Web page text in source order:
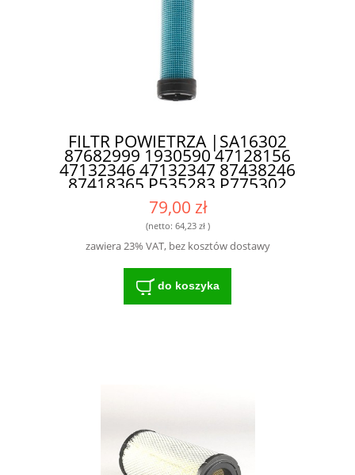
FILTR POWIETRZA |SA16302
87682999 1930590 47128156
47132346 47132347 87438246
87418365 P535283 P775302
AT171854; AT262567 AF25558
76094057 SA16302| P829333 -
SOLIDNA KONSTRUKCJA, ODPORNA
NA TRUDNE WARUNKI
79,00 zł
(netto: 64,23 zł)
zawiera 23% VAT, bez kosztów dostawy
do koszyka